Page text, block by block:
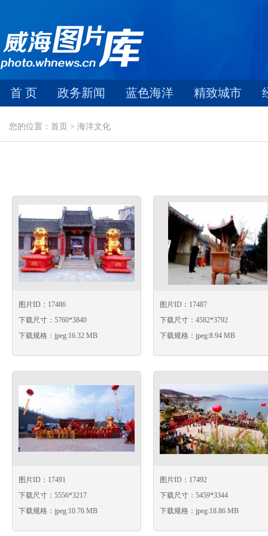
首 页 政务新闻 蓝色海洋 精致城市
您的位置：首页 > 海洋文化
图片ID：17486
下载尺寸：5760*3840
下载规格：jpeg:16.32 MB
图片ID：17487
下载尺寸：4582*3792
下载规格：jpeg:8.94 MB
图片ID：17491
下载尺寸：5556*3217
下载规格：jpeg:10.76 MB
图片ID：17492
下载尺寸：5459*3344
下载规格：jpeg:18.86 MB